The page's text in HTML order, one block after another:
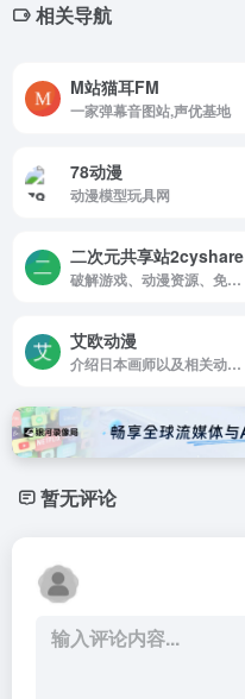
相关导航
M站猫耳FM
一家弹幕音图站,声优基地
78动漫
动漫模型玩具网
二次元共享站2cyshare
破解游戏、动漫资源、免费小说，分享快乐尽在二次元共享站2cyshare
艾欧动漫
介绍日本画师以及相关动漫资讯的网站
暂无评论